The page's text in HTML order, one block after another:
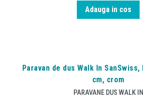
Adauga in cos
Paravan de dus Walk In SanSwiss,
cm, crom
PARAVANE DUS WALK IN